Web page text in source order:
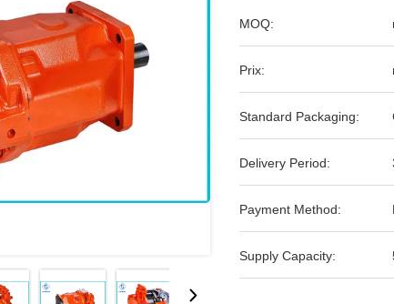
MOQ:
Prix:
Standard Packaging:
Delivery Period:
Payment Method:
Supply Capacity: